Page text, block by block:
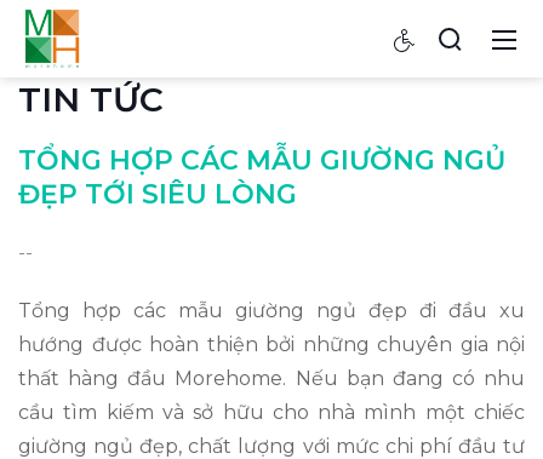
TIN TỨC
TỔNG HỢP CÁC MẪU GIƯỜNG NGỦ
ĐẸP TỚI SIÊU LÒNG
--
Tổng hợp các mẫu giường ngủ đẹp đi đầu xu
hướng được hoàn thiện bởi những chuyên gia nội
thất hàng đầu Morehome. Nếu bạn đang có nhu
cầu tìm kiếm và sở hữu cho nhà mình một chiếc
giường ngủ đẹp, chất lượng với mức chi phí đầu tư